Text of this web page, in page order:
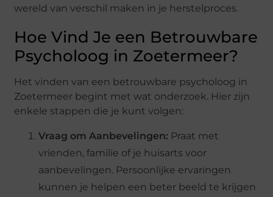
wereld van verschil maken in je herstelproces.
Hoe Vind Je een Betrouwbare
Psycholoog in Zoetermeer?
Het vinden van een betrouwbare psycholoog in
Zoetermeer begint met wat onderzoek. Hier zijn
enkele stappen die je kunt volgen:
Vraag om Aanbevelingen: Praat met
vrienden, familie of je huisarts voor
aanbevelingen. Persoonlijke ervaringen
kunnen je helpen een beter beeld te krijgen